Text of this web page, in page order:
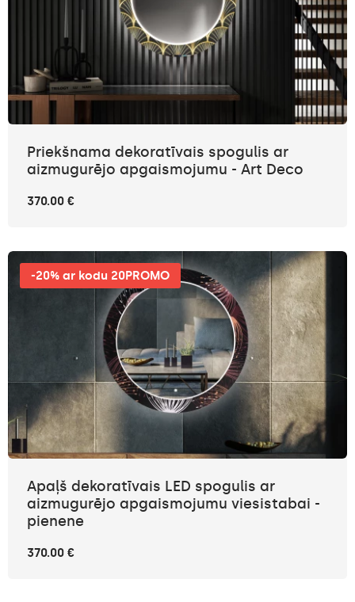
Priekšnama dekoratīvais spogulis ar
aizmugurējo apgaismojumu - Art Deco
370.00 €
-20% ar kodu 20PROMO
Apaļš dekoratīvais LED spogulis ar
aizmugurējo apgaismojumu viesistabai -
pienene
370.00 €